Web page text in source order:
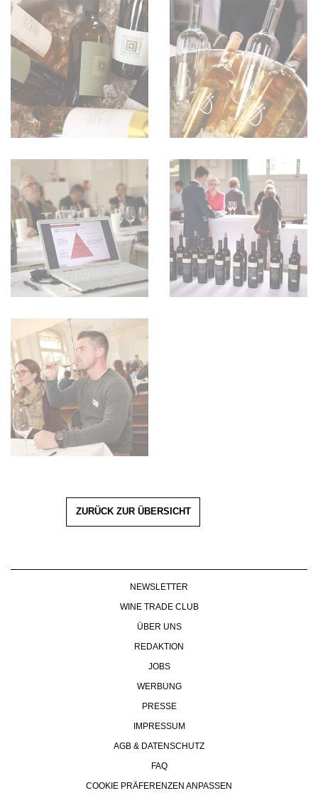
ZURÜCK ZUR ÜBERSICHT
NEWSLETTER
WINE TRADE CLUB
ÜBER UNS
REDAKTION
JOBS
WERBUNG
PRESSE
IMPRESSUM
AGB & DATENSCHUTZ
FAQ
COOKIE PRÄFERENZEN ANPASSEN